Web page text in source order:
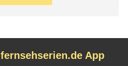
fernsehserien.de App